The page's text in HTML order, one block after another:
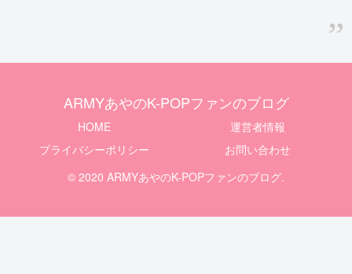
ARMYあやのK-POPファンのブログ
HOME
運営者情報
プライバシーポリシー
お問い合わせ
© 2020 ARMYあやのK-POPファンのブログ.